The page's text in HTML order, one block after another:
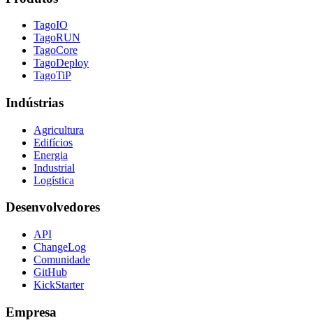
TagoIO
TagoRUN
TagoCore
TagoDeploy
TagoTiP
Indústrias
Agricultura
Edifícios
Energia
Industrial
Logística
Desenvolvedores
API
ChangeLog
Comunidade
GitHub
KickStarter
Empresa